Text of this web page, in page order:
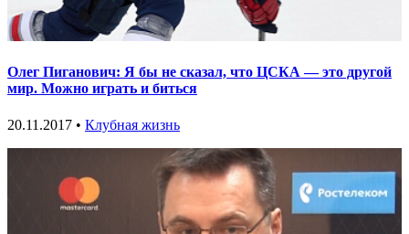
Олег Пиганович: Я бы не сказал, что ЦСКА — это другой
мир. Можно играть и биться
20.11.2017 • Клубная жизнь